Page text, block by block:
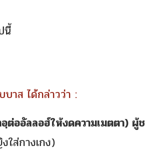
นี้
าส ได้กล่าวว่า :
ออัลลอฮ์ให้งดความเมตตา) ผู้
ส่กางเกง)